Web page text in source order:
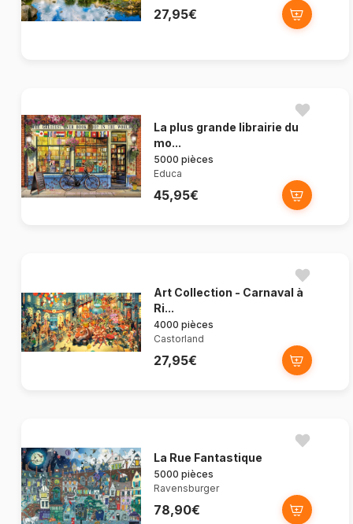
27,95€
La plus grande librairie du
mo...
5000 pièces
Educa
45,95€
Art Collection - Carnaval à
Ri...
4000 pièces
Castorland
27,95€
La Rue Fantastique
5000 pièces
Ravensburger
78,90€